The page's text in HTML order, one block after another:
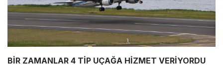
BİR ZAMANLAR 4 TİP UÇAĞA HİZMET VERİYORDU